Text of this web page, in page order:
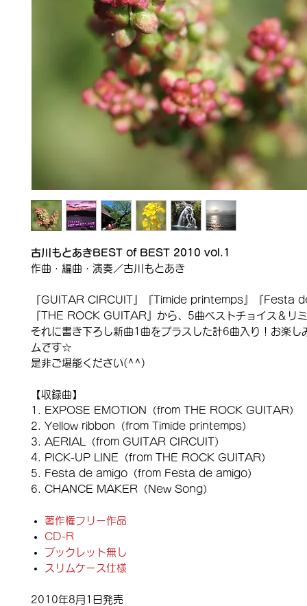
古川もとあきBEST of BEST 2010 vol.1
作曲・編曲・演奏／古川もとあき
『GUITAR CIRCUIT』『Timide printemps』『Festa
『THE ROCK GUITAR』から、5曲ベストチョイス＆リ
それに書き下ろし新曲1曲をプラスした計6曲入り！お楽し
ムです☆
是非ご堪能ください(^^)
【収録曲】
EXPOSE EMOTION（from THE ROCK GUITAR）
Yellow ribbon（from Timide printemps）
AERIAL（from GUITAR CIRCUIT）
PICK-UP LINE（from THE ROCK GUITAR）
Festa de amigo（from Festa de amigo）
CHANCE MAKER（New Song）
著作権フリー作品
CD-R
ブックレット無し
スリムケース仕様
2010年8月1日発売